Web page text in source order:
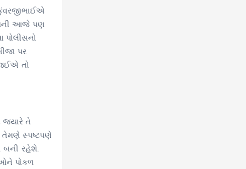
આજે પણ
પર
જઈએ તો
જ્યારે તે
તેમણે સ્પષ્ટપણે
બની રહેશે.
પોકળ